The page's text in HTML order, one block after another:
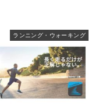
ランニング・ウォーキング